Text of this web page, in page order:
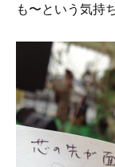
も〜という気持